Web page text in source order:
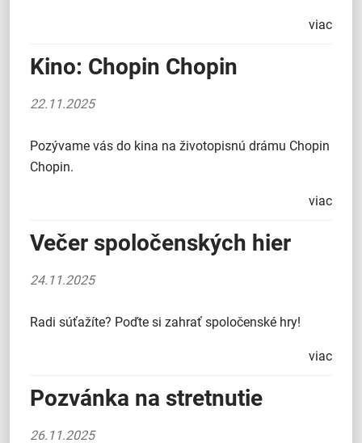
viac
Kino: Chopin Chopin
22.11.2025
Pozývame vás do kina na životopisnú drámu Chopin
Chopin.
viac
Večer spoločenských hier
24.11.2025
Radi súťažíte? Poďte si zahrať spoločenské hry!
viac
Pozvánka na stretnutie
26.11.2025